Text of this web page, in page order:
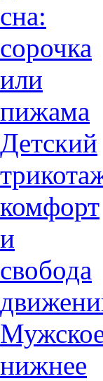
сна:
сорочка
или
пижама
Детский
комфорт
и
свобода
нижнее